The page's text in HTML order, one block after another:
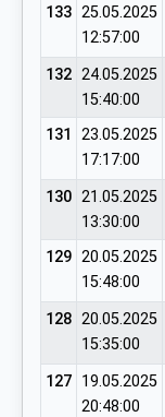
133 25.05.2025
12:57:00
132 24.05.2025
15:40:00
131
23.05.2025
17:17:00
130 21.05.2025
13:30:00
129 20.05.2025
15:48:00
128 20.05.2025
15:35:00
127 19.05.2025
20:48:00